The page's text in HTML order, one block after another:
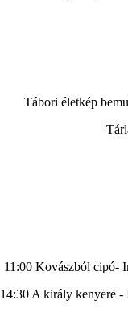
Tábori életkép
11:00 Kovászból cipó-
14:30 A király kenyere -